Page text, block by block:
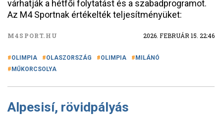
várhatják a hétfői folytatást és a szabadprogramot.
Az M4 Sportnak értékelték teljesítményüket:
M4SPORT.HU 2026. FEBRUÁR 15. 22:46
OLIMPIA OLASZORSZÁG OLIMPIA
MILÁNÓ
MŰKORCSOLYA
Alpesisí, rövidpályás